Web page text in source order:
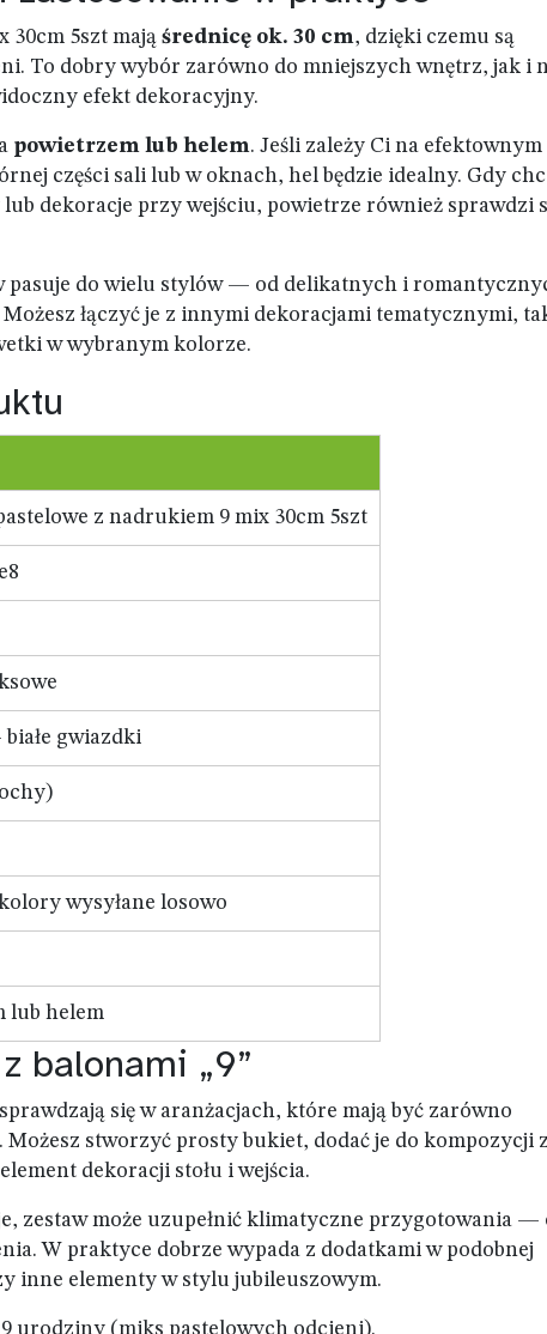
30cm 5szt mają średnicę ok. 30 cm, dzięki czemu są
To dobry wybór zarówno do mniejszych wnętrz, jak i
efekt dekoracyjny.
powietrzem lub helem. Jeśli zależy Ci na efektownym
części sali lub w oknach, hel będzie idealny. Gdy
dekoracje przy wejściu, powietrze również sprawdzi
pasuje do wielu stylów — od delikatnych i
łączyć je z innymi dekoracjami tematycznymi,
w wybranym kolorze.
z nadrukiem 9 mix 30cm 5szt
gwiazdki
wysyłane losowo
lub helem
balonami „9”
się w aranżacjach, które mają być zarówno
stworzyć prosty bukiet, dodać je do kompozycji
dekoracji stołu i wejścia.
zestaw może uzupełnić klimatyczne przygotowania —
W praktyce dobrze wypada z dodatkami w podobnej
inne elementy w stylu jubileuszowym.
urodziny (miks pastelowych odcieni).